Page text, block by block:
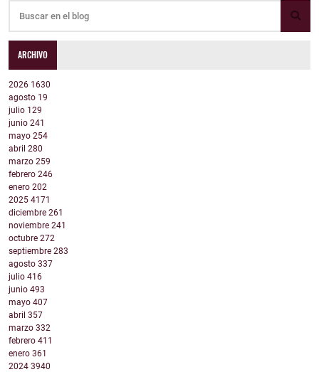
ARCHIVO
2026 1630
agosto 19
julio 129
junio 241
mayo 254
abril 280
marzo 259
febrero 246
enero 202
2025 4171
diciembre 261
noviembre 241
octubre 272
septiembre 283
agosto 337
julio 416
junio 493
mayo 407
abril 357
marzo 332
febrero 411
enero 361
2024 3940